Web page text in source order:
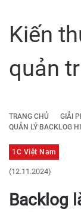
Kiến
quản
TRANG CHỦ GIẢI
QUẢN LÝ BACKLOG
1C Việt Nam
(12.11.2024)
Backlog